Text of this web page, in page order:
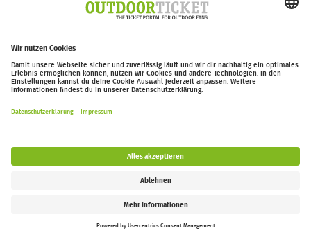
Mail-
Adresse
outdoor-ticket.net– Ein Projekt von
Barrierefreiheitserklärung
Follow us: